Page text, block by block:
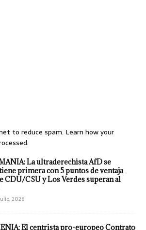
to reduce spam. Learn how your
La ultraderechista AfD se
primera con 5 puntos de ventaja
CDU/CSU y Los Verdes superan al
2026
El centrista pro-europeo Contrato